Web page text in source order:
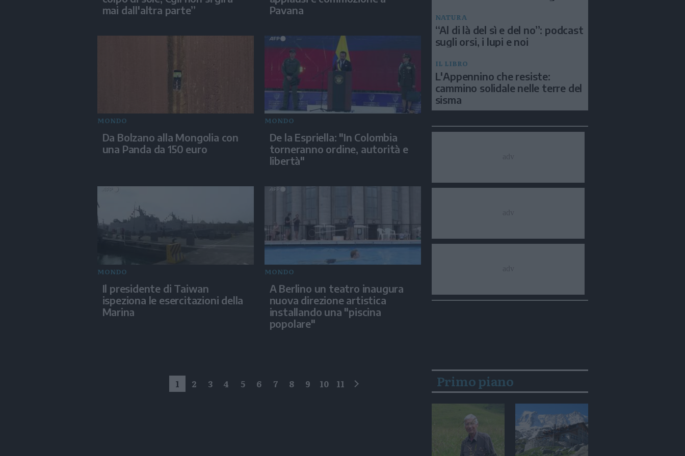
mai dall'altra parte”
Pavana
MONDO
Da Bolzano alla Mongolia con
una Panda da 150 euro
MONDO
De la Espriella: "In Colombia
torneranno ordine, autorità e
libertà"
MONDO
Il presidente di Taiwan
ispeziona le esercitazioni della
Marina
MONDO
A Berlino un teatro inaugura
nuova direzione artistica
installando una "piscina
popolare"
1 2 3 4 5 6 7 8 9 10 11
NATURA
“Al di là del sì e del no”: podcast
sugli orsi, i lupi e noi
IL LIBRO
L'Appennino che resiste:
cammino solidale nelle terre del
sisma
Primo piano